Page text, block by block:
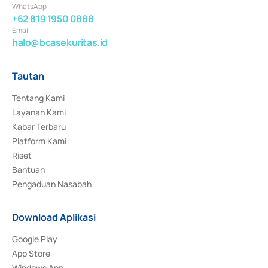
WhatsApp
+62 819 1950 0888
Email
halo@bcasekuritas.id
Tautan
Tentang Kami
Layanan Kami
Kabar Terbaru
Platform Kami
Riset
Bantuan
Pengaduan Nasabah
Download Aplikasi
Google Play
App Store